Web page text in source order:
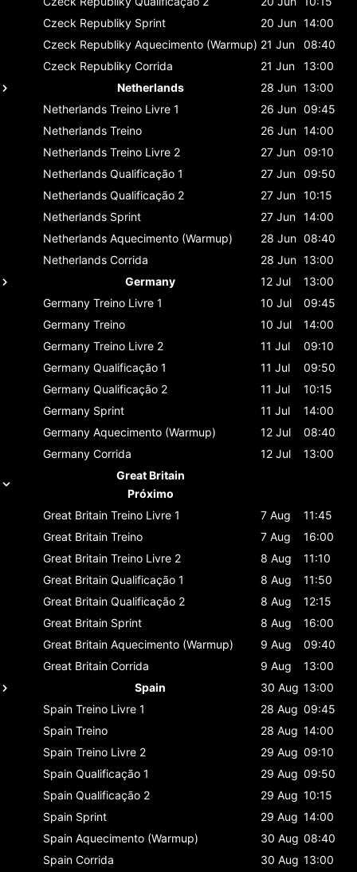
Czeck Republiky Sprint 20 Jun 14:00
Czeck Republiky Aquecimento (Warmup) 21 Jun
08:40
Czeck Republiky Corrida 21 Jun
13:00
Netherlands
28 Jun 13:00
Netherlands Treino Livre 1 26 Jun 09:45
Netherlands Treino 26 Jun 14:00
Netherlands Treino Livre 2 27 Jun 09:10
Netherlands Qualificação 1 27 Jun 09:50
Netherlands Qualificação 2 27 Jun 10:15
Netherlands Sprint 27 Jun 14:00
Netherlands Aquecimento (Warmup) 28 Jun 08:40
Netherlands Corrida 28 Jun 13:00
Germany
12 Jul
13:00
Germany Treino Livre 1 10 Jul
09:45
Germany Treino 10 Jul
14:00
Germany Treino Livre 2 11 Jul
09:10
Germany Qualificação 1 11 Jul
09:50
Germany Qualificação 2 11 Jul
10:15
Germany Sprint 11 Jul
14:00
Germany Aquecimento (Warmup) 12 Jul
08:40
Germany Corrida 12 Jul
13:00
Great Britain
Próximo
Great Britain Treino Livre 1 7 Aug
11:45
Great Britain Treino 7 Aug
16:00
Great Britain Treino Livre 2 8 Aug
11:10
Great Britain Qualificação 1 8 Aug
11:50
Great Britain Qualificação 2 8 Aug
12:15
Great Britain Sprint 8 Aug
16:00
Great Britain Aquecimento (Warmup) 9 Aug
09:40
Great Britain Corrida 9 Aug
13:00
Spain
30 Aug 13:00
Spain Treino Livre 1 28 Aug 09:45
Spain Treino 28 Aug 14:00
Spain Treino Livre 2 29 Aug 09:10
Spain Qualificação 1 29 Aug 09:50
Spain Qualificação 2 29 Aug 10:15
Spain Sprint 29 Aug 14:00
Spain Aquecimento (Warmup) 30 Aug 08:40
Spain Corrida 30 Aug 13:00